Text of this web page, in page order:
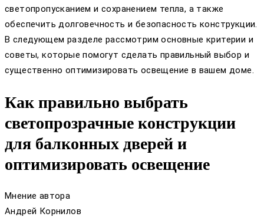
светопропусканием и сохранением тепла, а также
обеспечить долговечность и безопасность конструкции.
В следующем разделе рассмотрим основные критерии и
советы, которые помогут сделать правильный выбор и
существенно оптимизировать освещение в вашем доме.
Как правильно выбрать
светопрозрачные конструкции
для балконных дверей и
оптимизировать освещение
Мнение автора
Андрей Корнилов